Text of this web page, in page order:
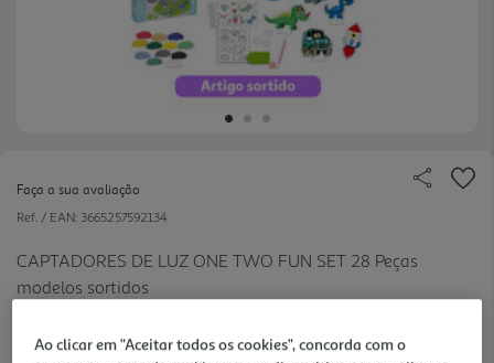
Faça a sua avaliação
Ref. / EAN: 3665257592134
CAPTADORES DE LUZ ONE TWO FUN SET 28 Peças
modelos sortidos
11.99 €/un
Ao clicar em "Aceitar todos os cookies", concorda com o